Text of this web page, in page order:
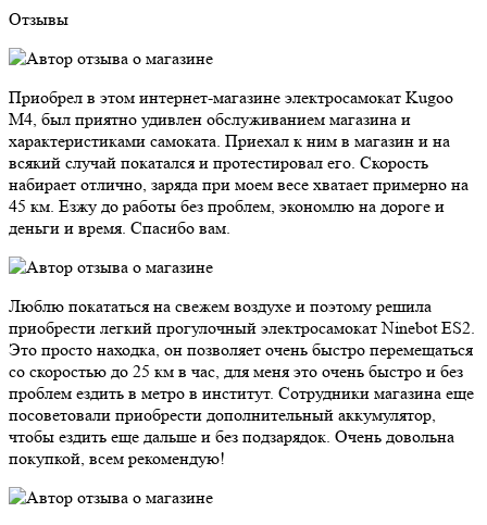
Отзывы
Приобрел в этом интернет-магазине электросамокат Kugoo
M4, был приятно удивлен обслуживанием магазина и
характеристиками самоката. Приехал к ним в магазин и на
всякий случай покатался и протестировал его. Скорость
набирает отлично, заряда при моем весе хватает примерно на
45 км. Езжу до работы без проблем, экономлю на дороге и
деньги и время. Спасибо вам.
Люблю покататься на свежем воздухе и поэтому решила
приобрести легкий прогулочный электросамокат Ninebot ES2.
Это просто находка, он позволяет очень быстро перемещаться
со скоростью до 25 км в час, для меня это очень быстро и без
проблем ездить в метро в институт. Сотрудники магазина еще
посоветовали приобрести дополнительный аккумулятор,
чтобы ездить еще дальше и без подзарядок. Очень довольна
покупкой, всем рекомендую!